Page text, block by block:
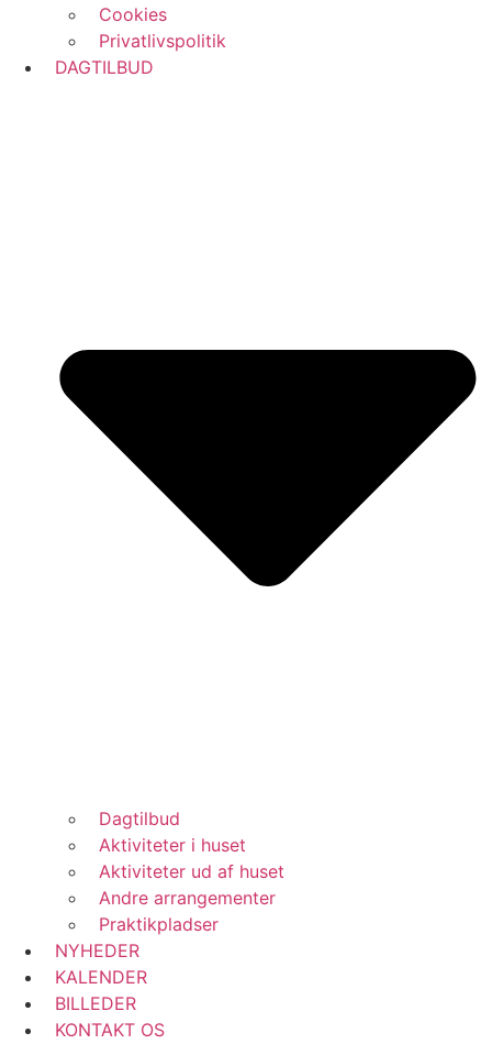
Cookies
Privatlivspolitik
DAGTILBUD
Dagtilbud
Aktiviteter i huset
Aktiviteter ud af huset
Andre arrangementer
Praktikpladser
NYHEDER
KALENDER
BILLEDER
KONTAKT OS